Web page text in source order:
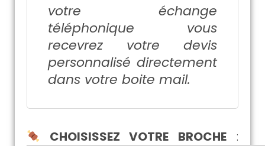
votre échange
téléphonique vous
recevrez votre devis
personnalisé directement
dans votre boite mail.
CHOISISSEZ VOTRE BROCHE :